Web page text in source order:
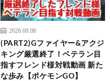
2026.08.08
(PART2)Gファイヤー&アクジ
キング厳選終了！ベテラン目
指すフレンド様対戦動画 新た
な歩み【ポケモンGO】